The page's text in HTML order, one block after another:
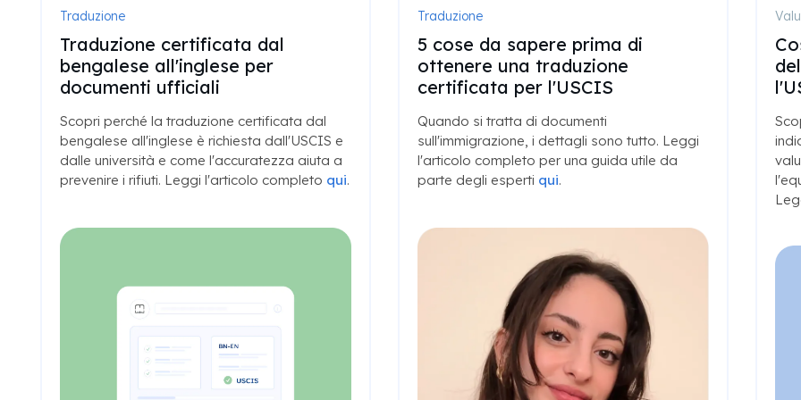
Traduzione
5 cose da sapere prima di
ottenere una traduzione
certificata per l'USCIS
Quando si tratta di documenti
sull'immigrazione, i dettagli sono tutto. Leggi
l'articolo completo per una guida utile da
parte degli espertiqui
Valutazione USCIS
Cosa dovresti sapere sui diplomi
del Consiglio di Stato indiano per
l'USCIS
Scopri cosa sono i diplomi degli enti statali
indiani, i documenti richiesti e come le
valutazioni MotaWord aiutano a dimostrare
l'equivalenza negli Stati Uniti ed evitare RFE.
Per